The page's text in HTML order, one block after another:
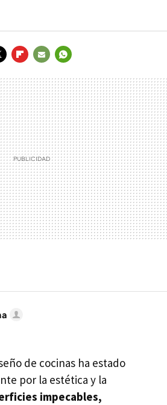
MAIL
de cocinas ha estado
por la estética y la
impecables,